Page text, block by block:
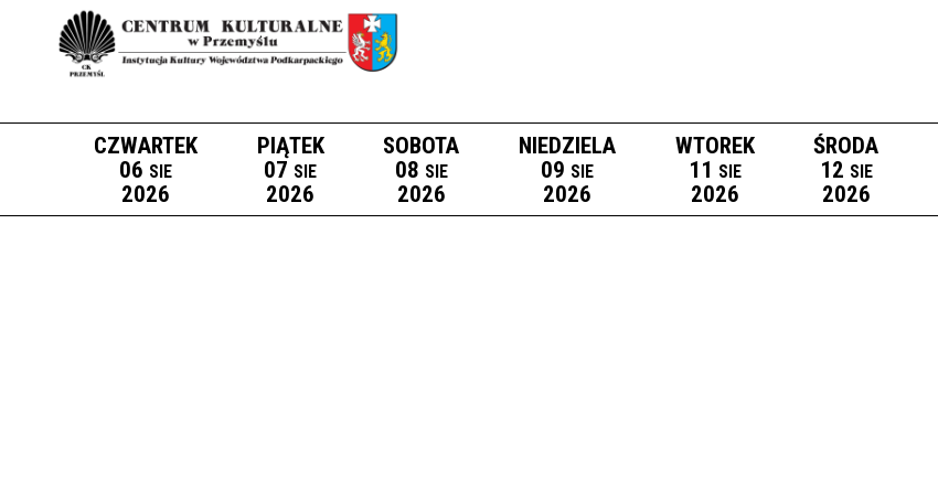
CZWARTEK
06 SIE
2026
PIĄTEK
07 SIE
2026
SOBOTA
08 SIE
2026
NIEDZIELA
09 SIE
2026
WTOREK
11 SIE
2026
ŚRODA
12 SIE
2026